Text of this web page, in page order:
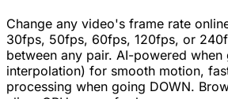
Change any video's frame rate
30fps, 50fps, 60fps, 120fps, or
between any pair. AI-powered when
interpolation) for smooth motion,
processing when going DOWN.